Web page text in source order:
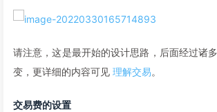
请注意，这是最开始的设计思路，后面经过诸
变，更详细的内容可见 理解交易。
交易费的设置